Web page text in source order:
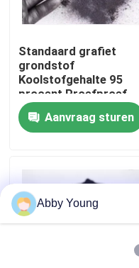
Contacteer ons
Nieuws
Grafiet Grondstof
Natuurlijk Vlokgrafiet
Standaard grafiet
grondstof
Koolstofgehalte 95
procent Proefproef
biedt ideaal voor
verschillende
industriële en
Aanvraag sturen
Abby Young